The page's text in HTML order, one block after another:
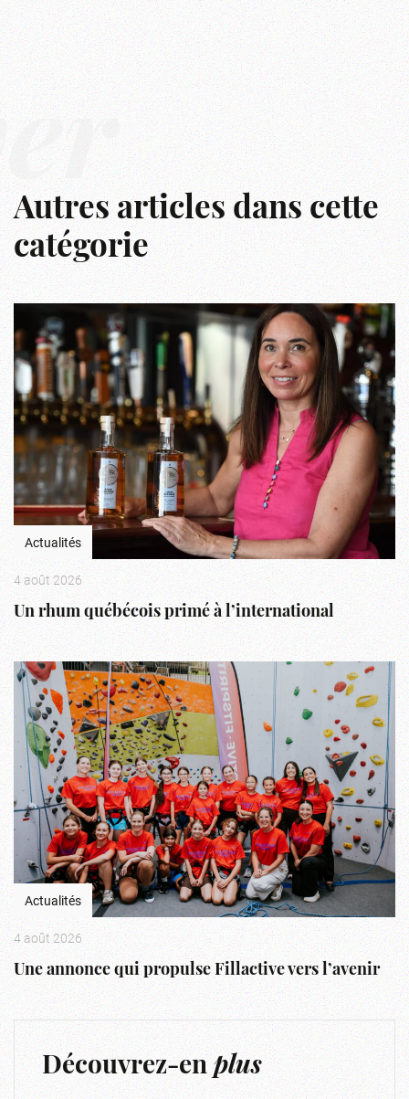
Autres articles dans cette
catégorie
Actualités
4 août 2026
Un rhum québécois primé à l’international
Actualités
4 août 2026
Une annonce qui propulse Fillactive vers l’avenir
Découvrez-enplus